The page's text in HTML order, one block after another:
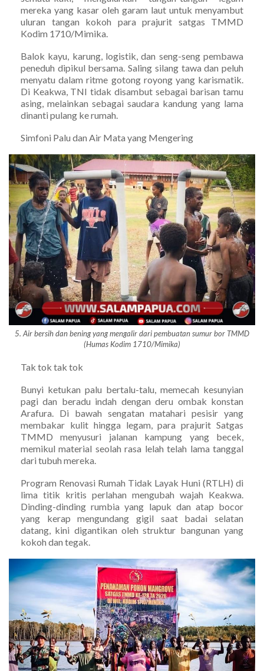
mereka yang kasar oleh garam laut untuk menyambut
uluran tangan kokoh para prajurit satgas TMMD
Kodim 1710/Mimika.
Balok kayu, karung, logistik, dan seng-seng pembawa
peneduh dipikul bersama. Saling silang tawa dan peluh
menyatu dalam ritme gotong royong yang karismatik.
Di Keakwa, TNI tidak disambut sebagai barisan tamu
asing, melainkan sebagai saudara kandung yang lama
dinanti pulang ke rumah.
Simfoni Palu dan Air Mata yang Mengering
5. Air bersih dan bening yang mengalir dari pembuatan sumur bor TMMD
(Humas Kodim 1710/Mimika)
Tak tok tak tok
Bunyi ketukan palu bertalu-talu, memecah kesunyian
pagi dan beradu indah dengan deru ombak konstan
Arafura. Di bawah sengatan matahari pesisir yang
membakar kulit hingga legam, para prajurit Satgas
TMMD menyusuri jalanan kampung yang becek,
memikul material seolah rasa lelah telah lama tanggal
dari tubuh mereka.
Program Renovasi Rumah Tidak Layak Huni (RTLH) di
lima titik kritis perlahan mengubah wajah Keakwa.
Dinding-dinding rumbia yang lapuk dan atap bocor
yang kerap mengundang gigil saat badai selatan
datang, kini digantikan oleh struktur bangunan yang
kokoh dan tegak.